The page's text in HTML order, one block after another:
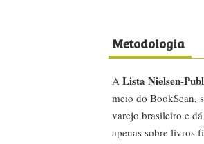
Metodologia
A Lista Nielsen-
meio do BookScan,
varejo brasileiro e
apenas sobre livros